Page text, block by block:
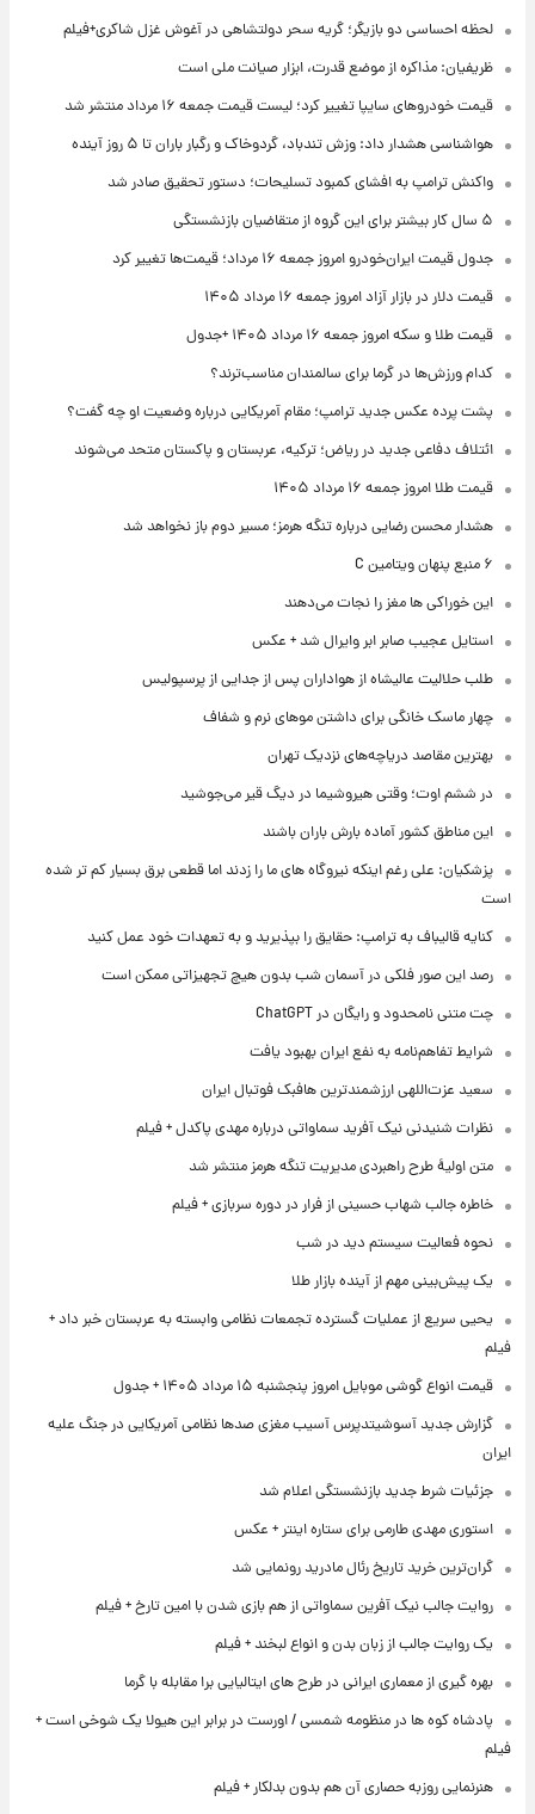
لحظه احساسی دو بازیگر؛ گریه سحر دولتشاهی در آغوش غزل شاکری+فیلم
ظریفیان: مذاکره از موضع قدرت، ابزار صیانت ملی است
قیمت خودروهای سایپا تغییر کرد؛ لیست قیمت جمعه ۱۶ مرداد منتشر شد
هواشناسی هشدار داد: وزش تندباد، گردوخاک و رگبار باران تا ۵ روز آینده
واکنش ترامپ به افشای کمبود تسلیحات؛ دستور تحقیق صادر شد
۵ سال کار بیشتر برای این گروه از متقاضیان بازنشستگی
جدول قیمت ایران‌خودرو امروز جمعه ۱۶ مرداد؛ قیمت‌ها تغییر کرد
قیمت دلار در بازار آزاد امروز جمعه ۱۶ مرداد ۱۴۰۵
قیمت طلا و سکه امروز جمعه ۱۶ مرداد ۱۴۰۵ +جدول
کدام ورزش‌ها در گرما برای سالمندان مناسب‌ترند؟
پشت پرده عکس جدید ترامپ؛ مقام آمریکایی درباره وضعیت او چه گفت؟
ائتلاف دفاعی جدید در ریاض؛ ترکیه، عربستان و پاکستان متحد می‌شوند
قیمت طلا امروز جمعه ۱۶ مرداد ۱۴۰۵
هشدار محسن رضایی درباره تنگه هرمز؛ مسیر دوم باز نخواهد شد
۶ منبع پنهان ویتامین C
این خوراکی ها مغز را نجات می‌دهند
استایل عجیب صابر ابر وایرال شد + عکس
طلب حلالیت عالیشاه از هواداران پس از جدایی از پرسپولیس
چهار ماسک خانگی برای داشتن موهای نرم و شفاف
بهترین مقاصد دریاچه‌های نزدیک تهران
در ششم اوت؛ وقتی هیروشیما در دیگ قیر می‌جوشید
این مناطق کشور آماده بارش باران باشند
پزشکیان: علی رغم اینکه نیروگاه های ما را زدند اما قطعی برق بسیار کم تر شده
است
کنایه قالیباف به ترامپ: حقایق را بپذیرید و به تعهدات خود عمل کنید
رصد این صور فلکی در آسمان شب بدون هیچ تجهیزاتی ممکن است
چت متنی نامحدود و رایگان در ChatGPT
شرایط تفاهم‌نامه به نفع ایران بهبود یافت
سعید عزت‌اللهی ارزشمندترین هافبک فوتبال ایران
نظرات شنیدنی نیک آفرید سماواتی درباره مهدی پاکدل + فیلم
متن اولیۀ طرح راهبردی مدیریت تنگه هرمز منتشر شد
خاطره جالب شهاب حسینی از فرار در دوره سربازی + فیلم
نحوه فعالیت سیستم دید در شب
یک پیش‌بینی مهم از آینده بازار طلا
یحیی سریع از عملیات گسترده تجمعات نظامی وابسته به عربستان خبر داد +
فیلم
قیمت انواع گوشی موبایل امروز پنجشنبه ۱۵ مرداد ۱۴۰۵ + جدول
گزارش جدید آسوشیتدپرس آسیب مغزی صدها نظامی آمریکایی در جنگ علیه
ایران
جزئیات شرط جدید بازنشستگی اعلام شد
استوری مهدی طارمی برای ستاره اینتر + عکس
گران‌ترین خرید تاریخ رئال مادرید رونمایی شد
روایت جالب نیک آفرین سماواتی از هم بازی شدن با امین تارخ + فیلم
یک روایت جالب از زبان بدن و انواع لبخند + فیلم
بهره گیری از معماری ایرانی در طرح های ایتالیایی برا مقابله با گرما
پادشاه کوه ها در منظومه شمسی / اورست در برابر این هیولا یک شوخی است +
فیلم
هنرنمایی روزبه حصاری آن هم بدون بدلکار + فیلم